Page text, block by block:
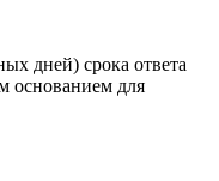
дней) срока ответа
основанием для